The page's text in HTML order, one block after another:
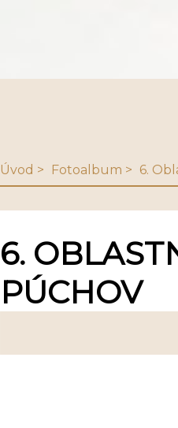
Úvod Fotoalbum 6.
6.
PÚCHOV